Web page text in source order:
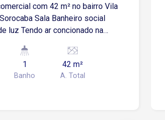
com 42 m² no bairro Vila
Sala Banheiro social
luz Tendo ar concionado na
individual, sem necessidade de
Localização
em avenida de grande fluxo
1
Banho
42 m²
A. Total